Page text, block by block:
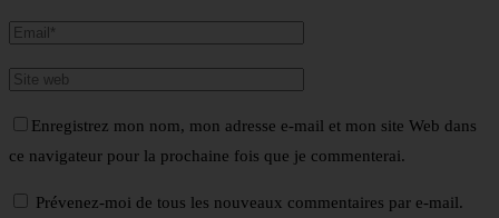
Enregistrez mon nom, mon adresse e-mail et mon site Web dans
ce navigateur pour la prochaine fois que je commenterai.
Prévenez-moi de tous les nouveaux commentaires par e-mail.